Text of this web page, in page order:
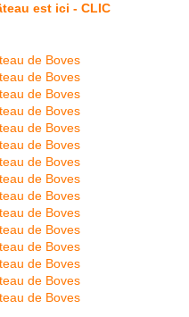
est ici - CLIC